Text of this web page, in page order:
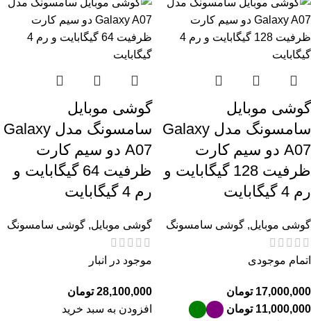
گوشی موبایل
سامسونگ مدل Galaxy
A07 دو سیم کارت
ظرفیت 128 گیگابایت و
رم 4 گیگابایت
گوشی موبایل, گوشی سامسونگ
اتمام موجودی
تومان
تومان
گوشی موبایل
سامسونگ مدل Galaxy
A07 دو سیم کارت
ظرفیت 64 گیگابایت و
رم 4 گیگابایت
گوشی موبایل, گوشی سامسونگ
موجود در انبار
تومان
افزودن به سبد خرید